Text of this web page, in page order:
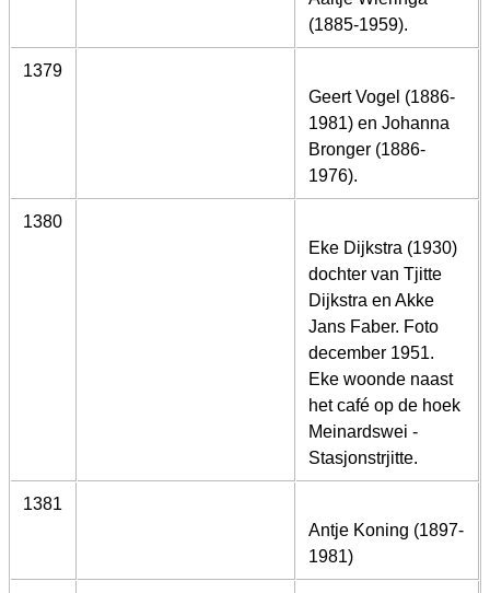
(1885-1959).
1379
Geert Vogel (1886-
1981) en Johanna
Bronger (1886-
1976).
1380
Eke Dijkstra (1930)
dochter van Tjitte
Dijkstra en Akke
Jans Faber. Foto
december 1951.
Eke woonde naast
het café op de hoek
Meinardswei -
Stasjonstrjitte.
1381
Antje Koning (1897-
1981)